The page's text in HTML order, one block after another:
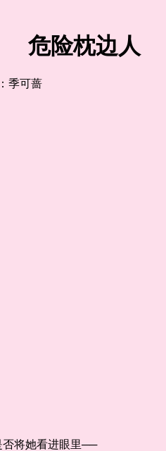
危险枕边人
季可蔷
否将她看进眼里──